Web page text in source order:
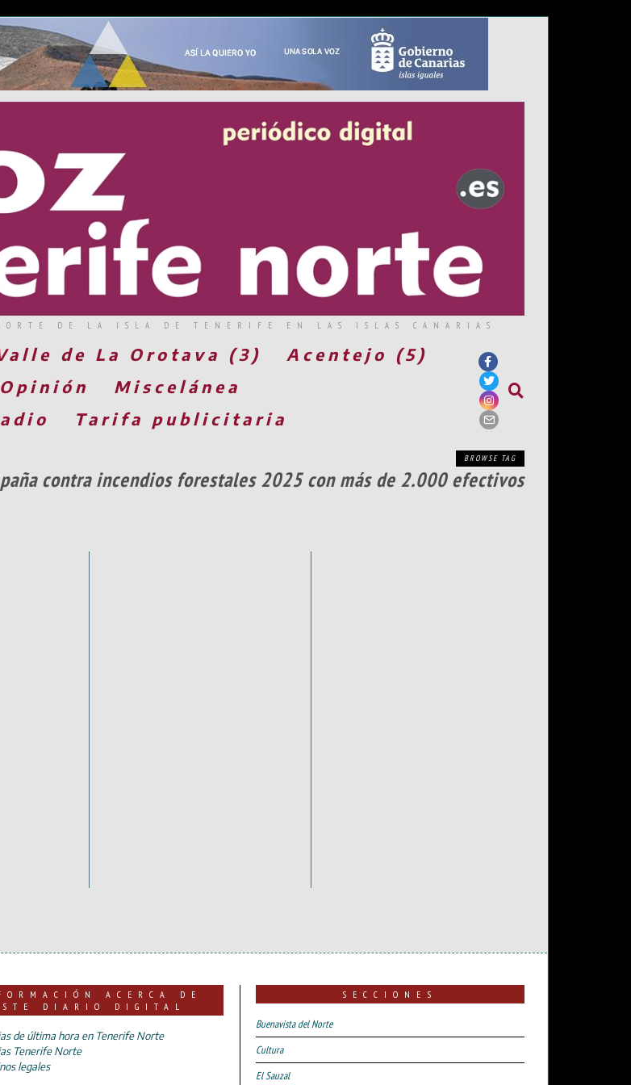
DE LA ISLA DE TENERIFE EN LAS ISLAS CANARIAS
de La Orotava (3)
Acentejo (5)
Opinión
Miscelánea
Tarifa publicitaria
BROWSE TAG
contra incendios forestales 2025 con más de 2.000 efectivos
ACERCA DE
DIARIO DIGITAL
de última hora en Tenerife Norte
Tenerife Norte
legales
SECCIONES
Buenavista del Norte
Cultura
El Sauzal